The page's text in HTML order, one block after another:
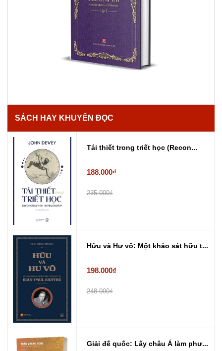
SÁCH HAY KHUYẾN ĐỌC
Tái thiết trong triết học (Recon...
188.000₫
235.000₫
Hữu và Hư vô: Một khảo sát hữu t...
198.000₫
248.000₫
Giải đế quốc: Lấy châu Á làm phư...